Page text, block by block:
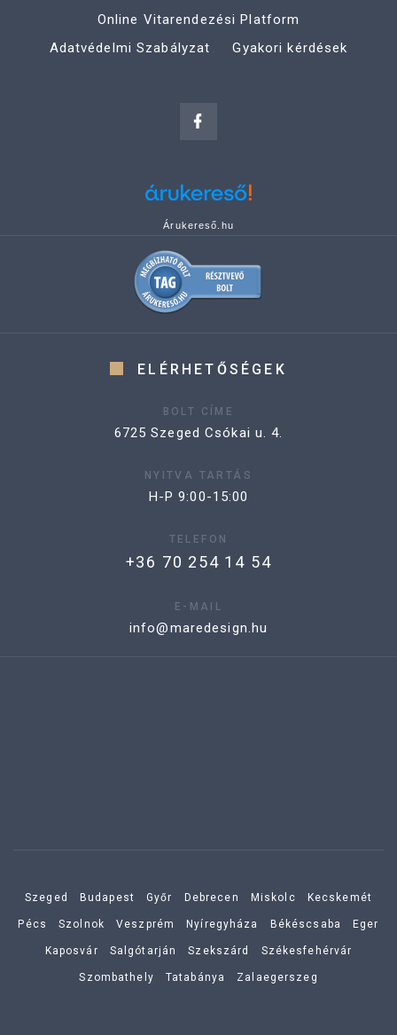
Online Vitarendezési Platform
Adatvédelmi Szabályzat
Gyakori kérdések
Árukereső.hu
ELÉRHETŐSÉGEK
BOLT CÍME
6725 Szeged Csókai u. 4.
NYITVA TARTÁS
H-P 9:00-15:00
TELEFON
+36 70 254 14 54
E-MAIL
info@maredesign.hu
Szeged Budapest Győr Debrecen Miskolc Kecskemét
Pécs Szolnok Veszprém Nyíregyháza Békéscsaba Eger
Kaposvár Salgótarján Szekszárd Székesfehérvár
Szombathely Tatabánya Zalaegerszeg